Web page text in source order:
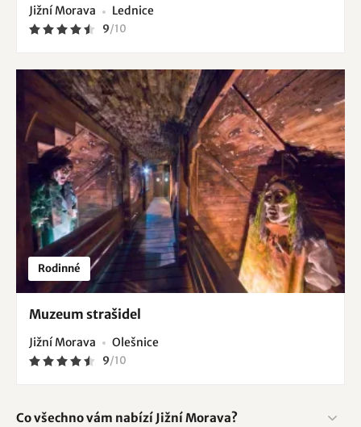
Jižní Morava Lednice
9/10
Rodinné
Muzeum strašidel
Jižní Morava Olešnice
9/10
Co všechno vám nabízí Jižní Morava?